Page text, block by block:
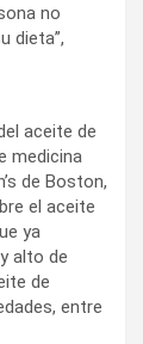
no
dieta”,
aceite de
medicina
de Boston,
el aceite
ya
alto de
de
entre